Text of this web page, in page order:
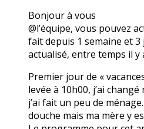
Bonjour à vous
@l’équipe, vous pouvez
fait depuis 1 semaine et 3
actualisé, entre temps il y
Premier jour de «
levée à 10h00, j’ai
j’ai fait un peu de
douche mais ma mère y